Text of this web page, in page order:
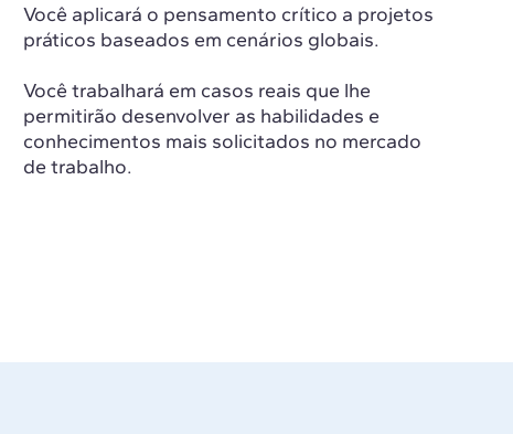
Você aplicará o pensamento crítico a projetos
práticos baseados em cenários globais.
Você trabalhará em casos reais que lhe
permitirão desenvolver as habilidades e
conhecimentos mais solicitados no mercado
de trabalho.